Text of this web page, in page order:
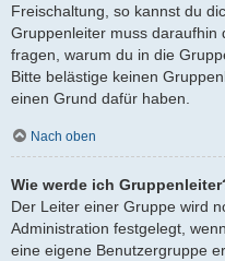
Freischaltung, so kannst du
Gruppenleiter muss daraufhin
fragen, warum du in die
Bitte belästige keinen
einen Grund dafür haben.
Nach oben
Wie werde ich
Der Leiter einer Gruppe wird
Administration festgelegt,
eine eigene Benutzergruppe